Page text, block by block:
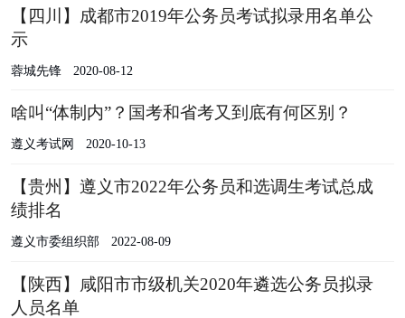
【四川】成都市2019年公务员考试拟录用名单公
示
蓉城先锋 2020-08-12
啥叫“体制内”？国考和省考又到底有何区别？
遵义考试网 2020-10-13
【贵州】遵义市2022年公务员和选调生考试总成
绩排名
遵义市委组织部 2022-08-09
【陕西】咸阳市市级机关2020年遴选公务员拟录
人员名单